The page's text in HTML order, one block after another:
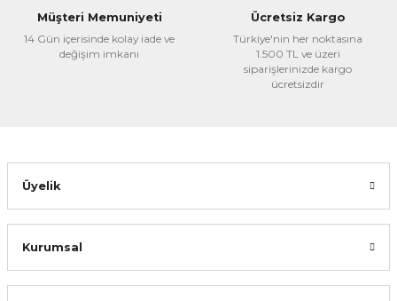
Müşteri Memuniyeti
14 Gün içerisinde kolay iade ve
değişim imkanı
Ücretsiz Kargo
Türkiye'nin her noktasına
1.500 TL ve üzeri
siparişlerinizde kargo
ücretsizdir
Üyelik
Kurumsal